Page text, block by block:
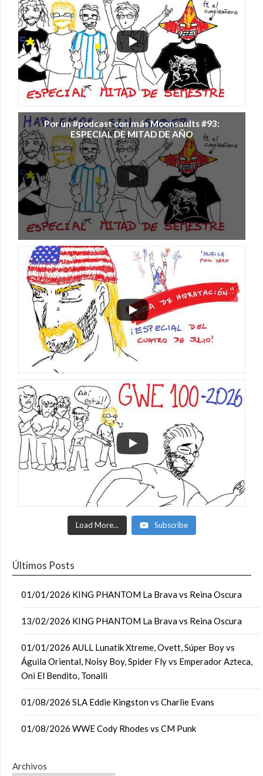
Por un #podcast con más Moonsaults #93:
ESPECIAL DE MITAD DE AÑO
Load More... Subscribe
Últimos Posts
01/01/2026 KING PHANTOM La Brava vs Reina Oscura
13/02/2026 KING PHANTOM La Brava vs Reina Oscura
01/01/2026 AULL Lunatik Xtreme, Ovett, Súper Boy vs
Águila Oriental, Noisy Boy, Spider Fly vs Emperador Azteca,
Oni El Bendito, Tonalli
01/08/2026 SLA Eddie Kingston vs Charlie Evans
01/08/2026 WWE Cody Rhodes vs CM Punk
Archivos